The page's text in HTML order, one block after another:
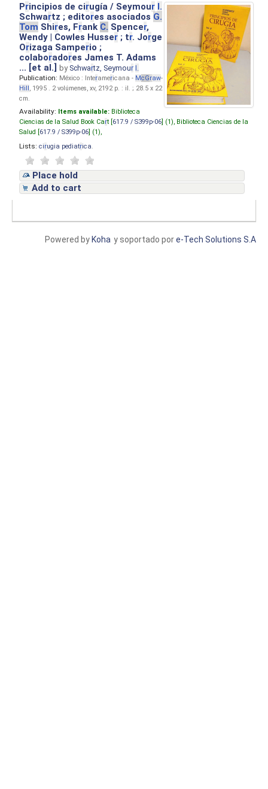
Principios de cirugía / Seymour I.
Schwartz ; editores asociados G.
Tom Shires, Frank C. Spencer,
Wendy | Cowles Husser ; tr. Jorge
Orizaga Samperio ;
colaboradores James T. Adams
... [et al.]by Schwartz, Seymour I.
Publication: México : Interamericana - McGraw-
Hill, 1995 . 2 volúmenes, xv, 2192 p. : il. ; 28.5 x 22
cm.
Availability: Items available: Biblioteca
Ciencias de la Salud Book Cart [ 617.9 / S399p-06 ] (1), Biblioteca Ciencias de la
Salud [ 617.9 / S399p-06 ] (1),
Lists: cirugia pediatrica
Place hold
Add to cart
y soportado pore-Tech Solutions S.A
Powered by Koha